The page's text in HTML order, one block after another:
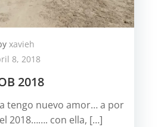
xavieh
8, 2018
2018
tengo nuevo amor… a por
2018……. con ella, […]